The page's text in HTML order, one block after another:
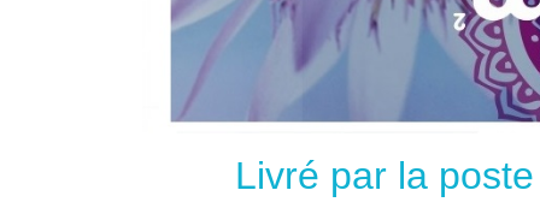
Livré par la